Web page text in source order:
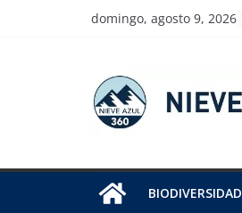
domingo, agosto 9, 2026
BIODIVERSIDAD